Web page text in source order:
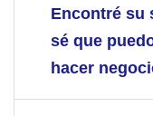
Encontré su
sé que
hacer